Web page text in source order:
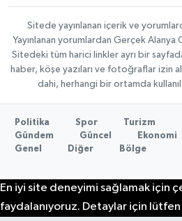
Sitede yayınlanan içerik ve
Yayınlanan yorumlardan Gerçek
Sitedeki tüm harici linkler ayrı bir
haber, köşe yazıları ve fotoğraflar izin
dahi, herhangi bir ortamda
Politika Spor
Turizm
Gündem
Güncel
Ekonomi
Genel
Diğer Bölge
En iyi site deneyimi sağlamak için
faydalanıyoruz. Detaylar için lütfen